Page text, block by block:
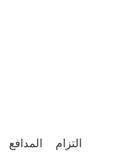
التزام